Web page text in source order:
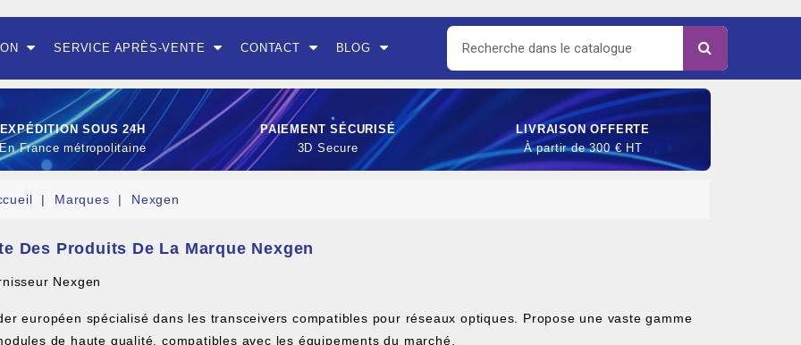
SERVICE APRÈS-VENTE CONTACT BLOG
EXPÉDITION SOUS 24H
En France métropolitaine
PAIEMENT SÉCURISÉ
3D Secure
LIVRAISON OFFERTE
À partir de 300 € HT
Marques Nexgen
Des Produits De La Marque Nexgen
Nexgen
européen spécialisé dans les transceivers compatibles pour réseaux optiques. Propose une vaste gamme
de haute qualité, compatibles avec les équipements du marché.